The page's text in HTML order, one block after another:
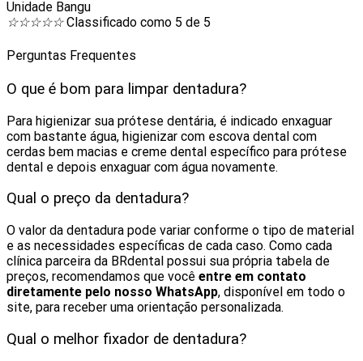
Unidade Bangu
☆☆☆☆☆ Classificado como 5 de 5
Perguntas Frequentes
O que é bom para limpar dentadura?
Para higienizar sua prótese dentária, é indicado enxaguar
com bastante água, higienizar com escova dental com
cerdas bem macias e creme dental específico para prótese
dental e depois enxaguar com água novamente.
Qual o preço da dentadura?
O valor da dentadura pode variar conforme o tipo de material
e as necessidades específicas de cada caso. Como cada
clínica parceira da BRdental possui sua própria tabela de
preços, recomendamos que você entre em contato
diretamente pelo nosso WhatsApp, disponível em todo o
site, para receber uma orientação personalizada.
Qual o melhor fixador de dentadura?